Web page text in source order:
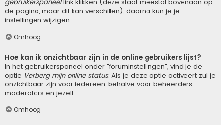
gebruikerspaneellink klikken (deze staat meestal bovenaan op
de pagina, maar dit kan verschillen), daarna kun je je
instellingen wijzigen.
Omhoog
Hoe kan ik onzichtbaar zijn in de online gebruikers lijst?
In het gebruikerspaneel onder "foruminstellingen", vind je de
optie Verberg mijn online status. Als je deze optie activeert zul je
onzichtbaar zijn voor iedereen, behalve voor beheerders,
moderators en jezelf.
Omhoog